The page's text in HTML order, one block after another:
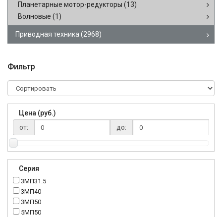
Планетарные мотор-редукторы (13)
Волновые (1)
Приводная техника (2968)
Фильтр
Цена (руб.)
от:
до:
Серия
3МП31.5
3МП40
3МП50
5МП50